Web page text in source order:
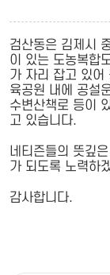
검산동은 김제시
이 있는 도농복합
가 자리 잡고 있어
육공원 내에 공설
수변산책로 등이
고 있습니다.
네티즌들의 뜻깊
가 되도록 노력하
감사합니다.